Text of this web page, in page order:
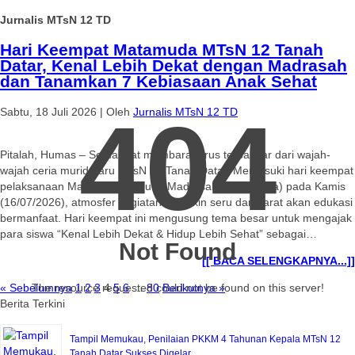
Jurnalis MTsN 12 TD
Hari Keempat Matamuda MTsN 12 Tanah
Datar, Kenal Lebih Dekat dengan Madrasah
dan Tanamkan 7 Kebiasaan Anak Sehat
Sabtu, 18 Juli 2026 | Oleh Jurnalis MTsN 12 TD
Pitalah, Humas – Semangat membara terus terpancar dari wajah-
wajah ceria murid baru MTsN 12 Tanah Datar. Memasuki hari keempat
pelaksanaan Masa Ta’aruf Murid Madrasah (Matamuda) pada Kamis
(16/07/2026), atmosfer kegiatan semakin seru dan sarat akan edukasi
bermanfaat. Hari keempat ini mengusung tema besar untuk mengajak
para siswa “Kenal Lebih Dekat & Hidup Lebih Sehat” sebagai…
[[ BACA SELENGKAPNYA...]]
« Sebelumnya 1 2 3 4 5 6 … 80 Berikutnya »
Berita Terkini
Tampil Memukau, Penilaian PKKM 4 Tahunan Kepala MTsN 12
404
Not Found
The resource requested could not be found on this server!